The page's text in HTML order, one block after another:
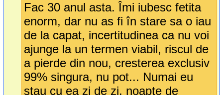
Fac 30 anul asta. Îmi iubesc fetita
enorm, dar nu as fi în stare sa o iau
de la capat, incertitudinea ca nu voi
ajunge la un termen viabil, riscul de
a pierde din nou, cresterea exclusiv
99% singura, nu pot... Numai eu
stau cu ea zi de zi, noapte de